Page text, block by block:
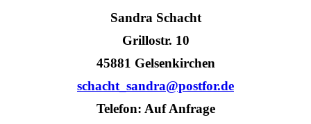
Sandra Schacht
Grillostr. 10
45881 Gelsenkirchen
schacht_sandra@postfor.de
Telefon: Auf Anfrage